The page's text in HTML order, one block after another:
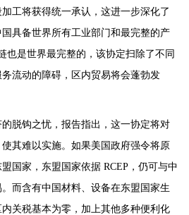
工将获得统一承认，这进一步深化了
具备世界所有工业部门和最完整的产
也是世界最完整的，该协定扫除了不同
流动的障碍，区内贸易将会蓬勃发
脱钩之忧，报告指出，这一协定将对
其难以实施。如果美国政府强令将原
国家，东盟国家依据 RCEP，仍可与中
而含有中国材料、设备在东盟国家生
关税基本为零，加上其他多种便利化